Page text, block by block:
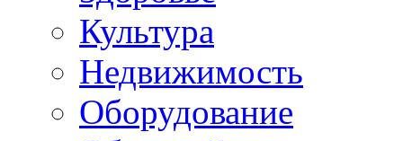
Культура
Недвижимость
Оборудование